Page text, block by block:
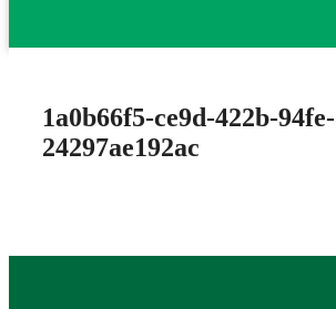
1a0b66f5-ce9d-422b-94fe-
24297ae192ac